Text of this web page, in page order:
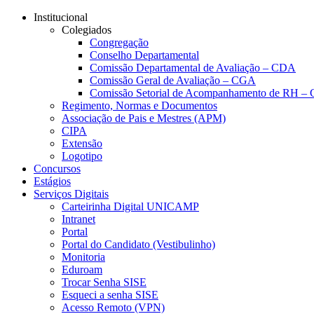
Conteúdo principal
Institucional
Colegiados
Congregação
Conselho Departamental
Comissão Departamental de Avaliação – CDA
Comissão Geral de Avaliação – CGA
Comissão Setorial de Acompanhamento de RH –
Regimento, Normas e Documentos
Associação de Pais e Mestres (APM)
CIPA
Extensão
Logotipo
Concursos
Estágios
Serviços Digitais
Carteirinha Digital UNICAMP
Intranet
Portal
Portal do Candidato (Vestibulinho)
Monitoria
Eduroam
Trocar Senha SISE
Esqueci a senha SISE
Acesso Remoto (VPN)